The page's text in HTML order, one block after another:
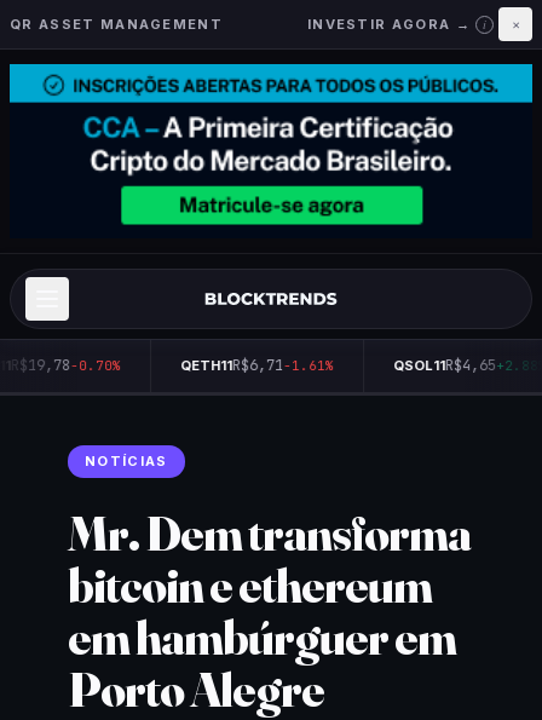
QR ASSET MANAGEMENT INVESTIR AGORA → i ×
R$19,78-0.70% QETH11R$6,71-1.61% QSOL11R$4,65
NOTÍCIAS
Mr. Dem transforma
bitcoin e ethereum
em hambúrguer em
Porto Alegre